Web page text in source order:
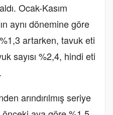
Ocak-Kasım
aynı dönemine göre
artarken, tavuk eti
sayısı %2,4, hindi eti
arındırılmış seriye